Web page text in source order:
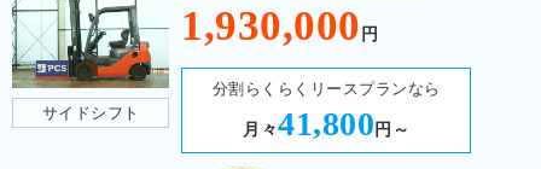
サイドシフト
1,930,000 円
分割らくらくリースプランなら
月々41,800 円～